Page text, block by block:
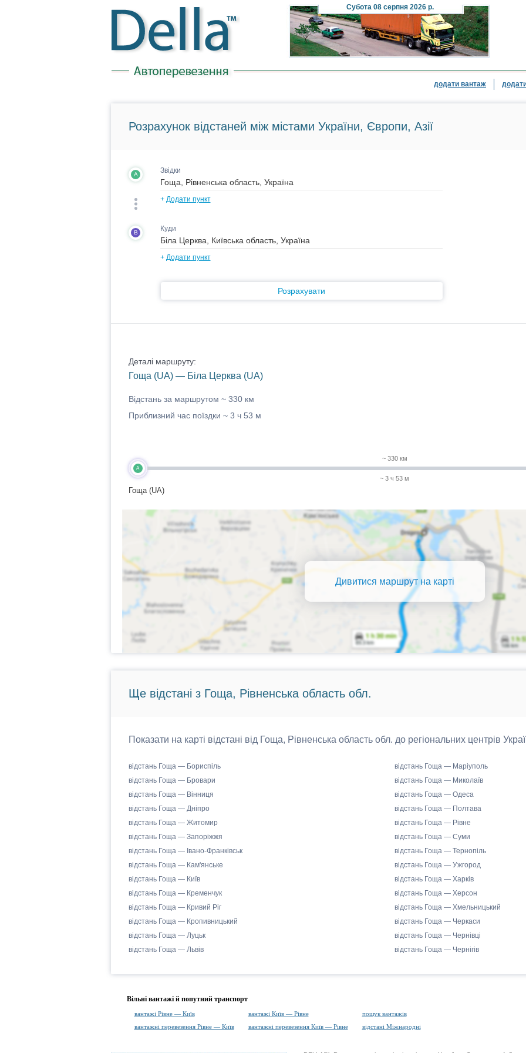
Субота08 серпня 2026 р.
додати вантаж
Розрахунок відстаней між містами України, Європи, Азії
A Звідки
+ Додати пункт
B Куди
+ Додати пункт
Розрахувати
Деталі маршруту:
Гоща (UA) — Біла Церква (UA)
Відстань за маршрутом ~ 330 км
Приблизний час поїздки ~ 3 ч 53 м
A
Гоща (UA)
~ 330 км
~ 3 ч 53 м
Дивитися маршрут на карті
Ще відстані з Гоща, Рівненська область обл.
Показати на карті відстані від Гоща, Рівненська область обл. до регіональних центрів
відстань Гоща — Бориспіль
відстань Гоща — Бровари
відстань Гоща — Вінниця
відстань Гоща — Дніпро
відстань Гоща — Житомир
відстань Гоща — Запоріжжя
відстань Гоща — Івано-Франківськ
відстань Гоща — Кам'янське
відстань Гоща — Київ
відстань Гоща — Кременчук
відстань Гоща — Кривий Ріг
відстань Гоща — Кропивницький
відстань Гоща — Луцьк
відстань Гоща — Львів
відстань Гоща — Маріуполь
відстань Гоща — Миколаїв
відстань Гоща — Одеса
відстань Гоща — Полтава
відстань Гоща — Рівне
відстань Гоща — Суми
відстань Гоща — Тернопіль
відстань Гоща — Ужгород
відстань Гоща — Харків
відстань Гоща — Херсон
відстань Гоща — Хмельницький
відстань Гоща — Черкаси
відстань Гоща — Чернівці
відстань Гоща — Чернігів
Вільні вантажі й попутний транспорт
вантажі Рівне — Київ вантажі Київ — Рівне
пошук вантажів
вантажні перевезення Рівне — Київ
вантажні перевезення Київ — Рівне відстані Міжнародні